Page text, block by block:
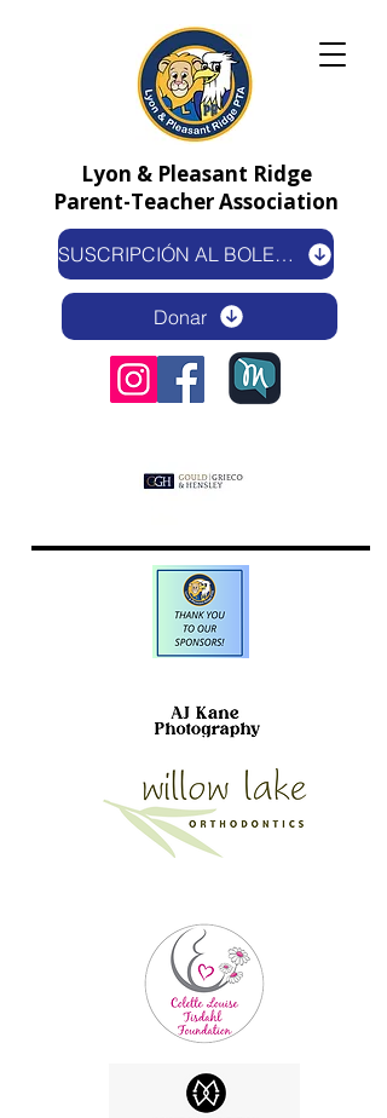
SUSCRIPCIÓN AL BOLETÍN ELECTRÓNICO
Donar
Lyon & Pleasant Ridge
Parent-Teacher Association